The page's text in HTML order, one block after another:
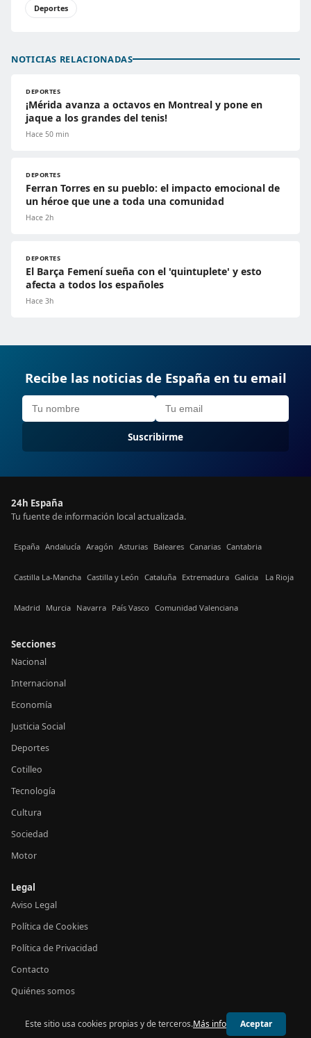
Deportes
NOTICIAS RELACIONADAS
DEPORTES
¡Mérida avanza a octavos en Montreal y pone en
jaque a los grandes del tenis!
Hace 50 min
DEPORTES
Ferran Torres en su pueblo: el impacto emocional de
un héroe que une a toda una comunidad
Hace 2h
DEPORTES
El Barça Femení sueña con el 'quintuplete' y esto
afecta a todos los españoles
Hace 3h
Recibe las noticias de España en tu email
Suscribirme
24h España
Tu fuente de información local actualizada.
España Andalucía Aragón Asturias Baleares Canarias Cantabria
Castilla La-Mancha Castilla y León Cataluña Extremadura Galicia La Rioja
Madrid Murcia Navarra País Vasco Comunidad Valenciana
Secciones
Nacional
Internacional
Economía
Justicia Social
Deportes
Cotilleo
Tecnología
Cultura
Sociedad
Motor
Legal
Aviso Legal
Política de Cookies
Política de Privacidad
Contacto
Quiénes somos
© 2026 24h España
Este sitio usa cookies propias y de terceros.Más info Aceptar